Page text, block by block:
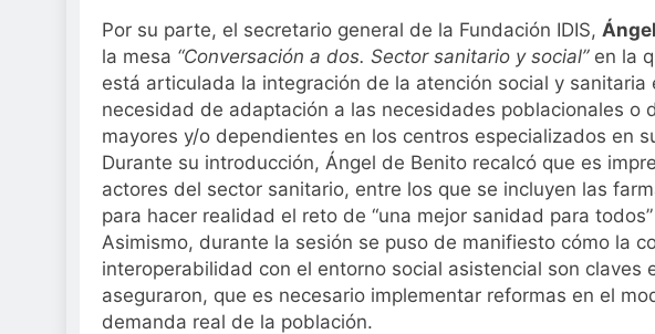
Por su parte, el secretario general de la Fundación IDIS,
la mesa “Conversación a dos. Sector sanitario y social” en la
está articulada la integración de la atención social y sanitaria
necesidad de adaptación a las necesidades poblacionales o
mayores y/o dependientes en los centros especializados en
Durante su introducción, Ángel de Benito recalcó que es
actores del sector sanitario, entre los que se incluyen las
para hacer realidad el reto de “una mejor sanidad para
Asimismo, durante la sesión se puso de manifiesto cómo la
interoperabilidad con el entorno social asistencial son claves
aseguraron, que es necesario implementar reformas en el
demanda real de la población.